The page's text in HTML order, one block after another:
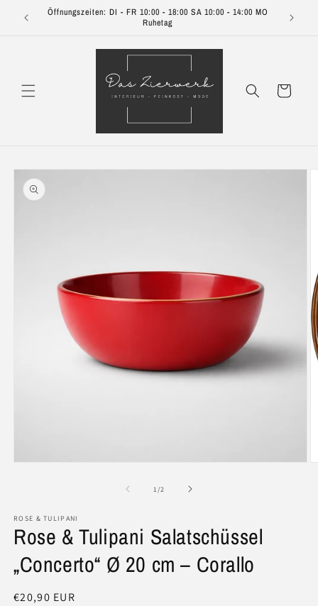
zum
Öffnungszeiten: DI - FR 10:00 - 18:00 SA 10:00 - 14:00 MO
Ruhetag
Warenkorb
1/von
2
ROSE & TULIPANI
Rose & Tulipani Salatschüssel
„Concerto“ Ø 20 cm – Corallo
Normaler
€20,90 EUR